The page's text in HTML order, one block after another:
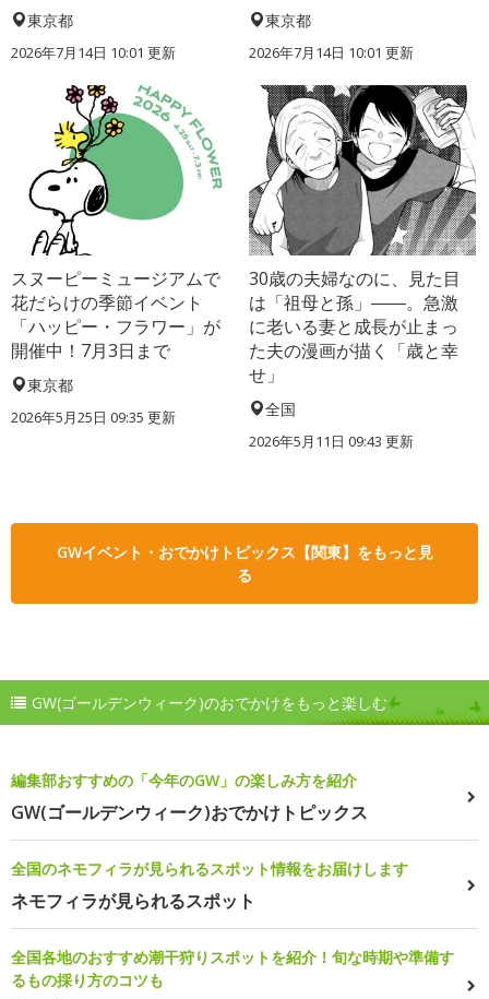
東京都
2026年7月14日 10:01 更新
東京都
2026年7月14日 10:01 更新
スヌーピーミュージアムで
花だらけの季節イベント
「ハッピー・フラワー」が
開催中！7月3日まで
東京都
2026年5月25日 09:35 更新
30歳の夫婦なのに、見た目
は「祖母と孫」――。急激
に老いる妻と成長が止まっ
た夫の漫画が描く「歳と幸
せ」
全国
2026年5月11日 09:43 更新
GWイベント・おでかけトピックス【関東】をもっと見
る
GW(ゴールデンウィーク)のおでかけをもっと楽しむ
編集部おすすめの「今年のGW」の楽しみ方を紹介
GW(ゴールデンウィーク)おでかけトピックス
全国のネモフィラが見られるスポット情報をお届けします
ネモフィラが見られるスポット
全国各地のおすすめ潮干狩りスポットを紹介！旬な時期や準備す
るもの採り方のコツも